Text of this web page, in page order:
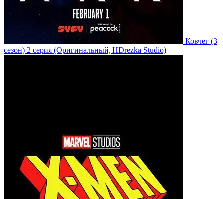
Ковчег (3
сезон) 2 серия (Оригинальный, HDrezka Studio)